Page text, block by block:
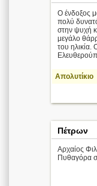
Ο ένδοξος
πολύ
στην ψυχή
μεγάλο
του ηλικία.
Απολυτίκιο
Πέτρων
Αρχαίος
Πυθαγόρα